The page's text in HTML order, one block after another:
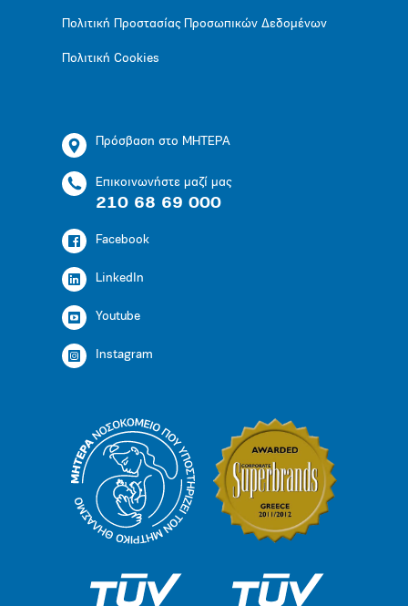
Πολιτική Προστασίας Προσωπικών Δεδομένων
Πολιτική Cookies
Πρόσβαση στο ΜΗΤΕΡΑ
Επικοινωνήστε μαζί μας
210 68 69 000
Facebook
LinkedIn
Youtube
Instagram